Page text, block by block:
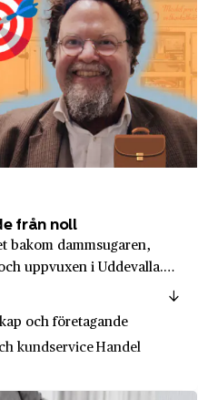
från noll
bakom dammsugaren,
uppvuxen i Uddevalla.
gjorde
och företagande
kundservice Handel